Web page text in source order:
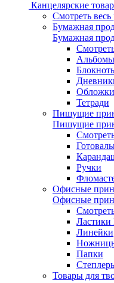
Канцелярские
Смотреть весь
Бумажная
Бумажная
Альбомы
Обложки
Тетради
Пишущие
Пишущие
Ручки
Офисные
Офисные
Ластики
Линейки
Папки
Товары для